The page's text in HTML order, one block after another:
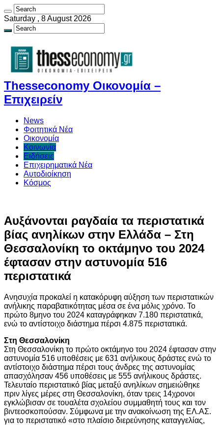
Saturday , 8 August 2026
Thesseconomy Οικονομία –
Επιχειρείν
News
Φοιτητικά Νέα
Οικονομία
Κοινωνία
Ειδήσεις
Επιχειρηματικά Νέα
Αυτοδιοίκηση
Κόσμος
Αυξάνονται ραγδαία τα περιστατικά
βίας ανηλίκων στην Ελλάδα – Στη
Θεσσαλονίκη το οκτάμηνο του 2024
έφτασαν στην αστυνομία 516
περιστατικά
Ανησυχία προκαλεί η κατακόρυφη αύξηση των περιστατικών
ανήλικης παραβατικότητας μέσα σε ένα μόλις χρόνο. Το
πρώτο 8μηνο του 2024 καταγράφηκαν 7.180 περιστατικά,
ενώ το αντίστοιχο διάστημα πέρσι 4.875 περιστατικά.
Στη Θεσσαλονίκη
Στη Θεσσαλονίκη το πρώτο οκτάμηνο του 2024 έφτασαν στην
αστυνομία 516 υποθέσεις με 631 ανήλικους δράστες ενώ το
αντίστοιχο διάστημα πέρσι τους άνδρες της αστυνομίας
απασχόλησαν 456 υποθέσεις με 555 ανήλικους δράστες.
Τελευταίο περιστατικό βίας μεταξύ ανηλίκων σημειώθηκε
πριν λίγες μέρες στη Θεσσαλονίκη, όταν τρεις 14χρονοι
εγκλώβισαν σε τουαλέτα σχολείου συμμαθητή τους και τον
βιντεοσκοπούσαν. Σύμφωνα με την ανακοίνωση της ΕΛ.ΑΣ.
για το περιστατικό «στο πλαίσιο διερεύνησης καταγγελίας,